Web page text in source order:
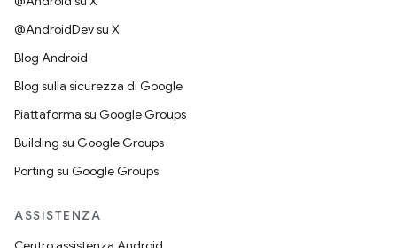
@AndroidDev su X
Blog Android
Blog sulla sicurezza di Google
Piattaforma su Google Groups
Building su Google Groups
Porting su Google Groups
ASSISTENZA